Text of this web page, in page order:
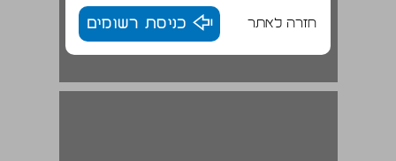
חזרה לאתר כניסת רשומים